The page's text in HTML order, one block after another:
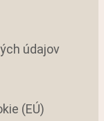
údajov
(EÚ)